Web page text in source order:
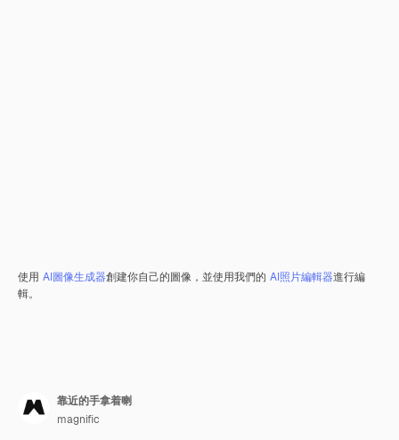
使用 AI圖像生成器創建你自己的圖像，並使用我們的 AI照片編輯器進行編
輯。
靠近的手拿着喇
magnific